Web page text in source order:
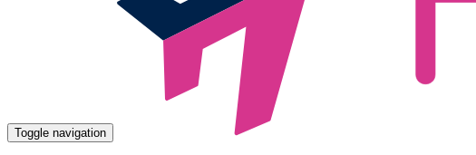
Toggle navigation